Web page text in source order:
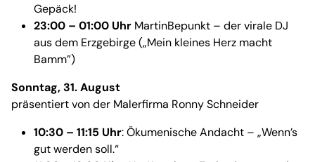
Gepäck!
23:00 – 01:00 Uhr MartinBepunkt – der virale DJ
aus dem Erzgebirge („Mein kleines Herz macht
Bamm”)
Sonntag, 31. August
präsentiert von der Malerfirma Ronny Schneider
10:30 – 11:15 Uhr: Ökumenische Andacht – „Wenn’s
gut werden soll.“